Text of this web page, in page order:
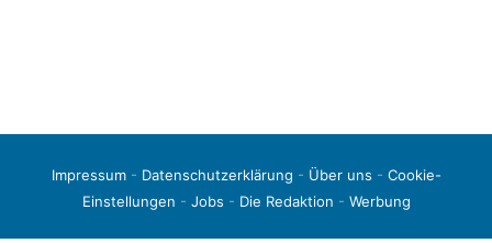
Impressum- Datenschutzerklärung - Über uns - Cookie-
Einstellungen - Jobs - Die Redaktion - Werbung